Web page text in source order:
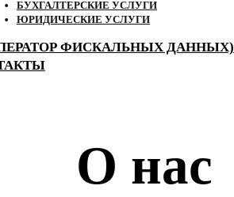
БУХГАЛТЕРСКИЕ УСЛУГИ
ЮРИДИЧЕСКИЕ УСЛУГИ
ФИСКАЛЬНЫХ ДАННЫХ)
О нас